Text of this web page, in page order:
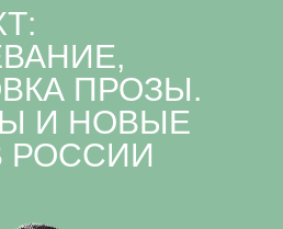
ПРОЗЫ.
И НОВЫЕ
РОССИИ